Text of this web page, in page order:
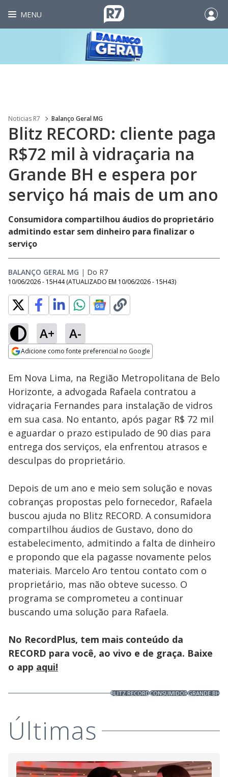
MENU
Noticias R7 Balanço Geral MG
Blitz RECORD: cliente paga
R$72 mil à vidraçaria na
Grande BH e espera por
serviço há mais de um ano
Consumidora compartilhou áudios do proprietário
admitindo estar sem dinheiro para finalizar o
serviço
BALANÇO GERAL MG | Do R7
10/06/2026 - 15H44 (ATUALIZADO EM 10/06/2026 - 15H43)
A+ A-
Adicione como fonte preferencial no Google
Ativar
Loaded:
9.37%
Em Nova Lima, na Região Metropolitana de Belo
Horizonte, a advogada Rafaela contratou a
vidraçaria Fernandes para instalação de vidros
em sua casa. No entanto, após pagar R$ 72 mil
e aguardar o prazo estipulado de 90 dias para
entrega dos serviços, ela enfrentou atrasos e
desculpas do proprietário.
Depois de um ano e meio sem solução e novas
cobranças propostas pelo fornecedor, Rafaela
buscou ajuda no Blitz RECORD. A consumidora
compartilhou áudios de Gustavo, dono do
estabelecimento, admitindo a falta de dinheiro
e propondo que ela pagasse novamente pelos
materiais. Marcelo Aro tentou contato com o
proprietário, mas não obteve sucesso. O
programa se comprometeu a continuar
buscando uma solução para Rafaela.
No RecordPlus, tem mais conteúdo da
RECORD para você, ao vivo e de graça. Baixe
o app aqui!
BLITZ RECORDCONSUMIDORGRANDE BH
Últimas